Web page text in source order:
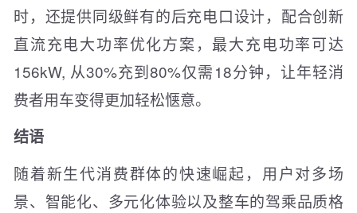
时，还提供同级鲜有的后充电口设计，配合创新
直流充电大功率优化方案，最大充电功率可达
156kW, 从30%充到80%仅需18分钟，让年轻消
费者用车变得更加轻松惬意。
结语
随着新生代消费群体的快速崛起，用户对多场
景、智能化、多元化体验以及整车的驾乘品质格